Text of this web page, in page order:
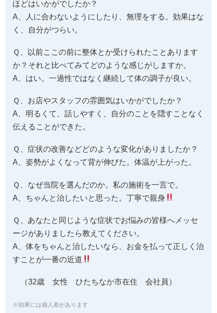
ほどはいかがでしたか？
A、人に合わないようにしたり、無理をする。効果はな
く、自分がつらい。
Ｑ、以前ここの前に整体とか受けられたことあります
か？それと比べてみてどのような感じがしますか。
A、はい。一過性ではなく継続して体の調子が良い。
Ｑ、お店やスタッフの雰囲気はいかがでしたか？
A、明るくて、話しやすく、自分のことを隠すことなく
伝えることができた。
Ｑ、症状の改善などどのような変化がありましたか？
A、姿勢がよくなって背が伸びた。体温が上がった。
Ｑ、なぜ当院を選んだのか。私の施術を一言で。
A、ちゃんと治したいと思った。丁寧で親身
Ｑ、あなたと同じような症状でお悩みの皆様へメッセ
ージがありましたら教えてください。
A、体をちゃんと治したいなら、お金を払って正しく治
すことが一番の近道
（32歳 女性 ひたちなか市在住 会社員）
※効果には個人差があります